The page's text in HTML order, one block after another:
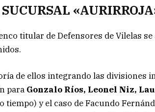
titular de Defensores de Vilelas
de ellos integrando las divisiones
para Gonzalo Ríos, Leonel Niz,
tiempo) y el caso de Facundo